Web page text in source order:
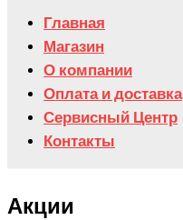
Главная
Магазин
О компании
Оплата и доставка
Сервисный Центр
Контакты
Акции